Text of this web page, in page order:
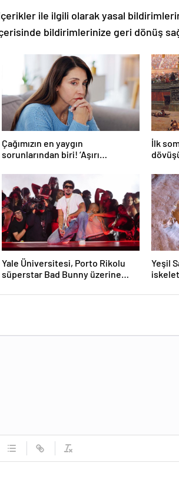
ile ilgili olarak yasal
bildirimlerinize geri dönüş
Çağımızın en yaygın
sorunlarından biri! ‘Aşırı
mümkün’
İlk
Yale Üniversitesi, Porto Rikolu
süperstar Bad Bunny üzerine
Yeşil